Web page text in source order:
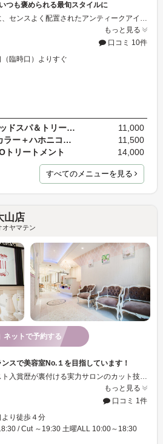
つも褒められる最旬スタイルに
木目調の温かな癒しの空間に、センスよく配置されたアンティークアイテムや植物たち。リラックスできる環境で受けられる豊富なトリートメントや炭酸泉で、通えば通うほどに美髪に導く。トレンドのスロウカラーやアディクシーカラーもご用意。“今までと違う自分に”“もっときれいになりたい”そんな女性の願いがかないそう。
もっと見る
口コミ 10件
臨時口）よりすぐ
【OZ限定】カット＋ヘッドスパ＆トリートメント（45…
11,000
【平日限定】カット＋カラー＋ハホニコトリートメント
11,500
トリートメント
14,000
すべてのメニューを見る
山店
オヤマテン
ネットで予約する
スで美容室No.１を目指しています！
数々の世界レベルのコンテスト入賞歴が裏付ける実力サロンのカット技術！ ミックは、カットコンテストロンドン大会優勝、セバスチアン東日本チャンピオンなどを含め、 これまで幾多の世界規模のカットコンテストで入賞を果たしました。 miq大山店は、あらゆるニーズにお応え出来る充実のメニューと技術、環境が整った美容室です。 スタッフ全員、心を込めておもてなしさせていただきます。皆様のご来店を心からお待ちしております！
もっと見る
口コミ 1件
り徒歩４分
/ Cut ～19:30 土曜ALL 10:00～18:30